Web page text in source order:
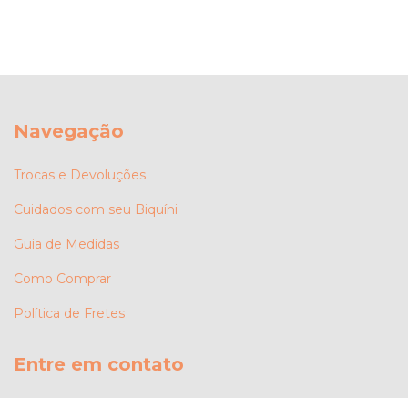
Navegação
Trocas e Devoluções
Cuidados com seu Biquíni
Guia de Medidas
Como Comprar
Política de Fretes
Entre em contato